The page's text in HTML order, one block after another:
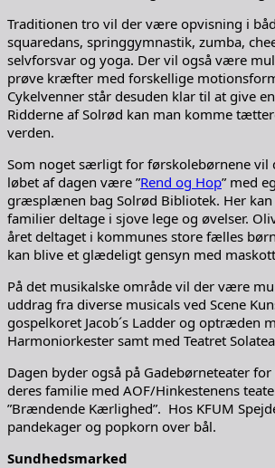
Traditionen tro vil der være opvisning i
squaredans, springgymnastik, zumba,
selvforsvar og yoga. Der vil også være
prøve kræfter med forskellige
Cykelvenner står desuden klar til at give
Ridderne af Solrød kan man komme
verden.
Som noget særligt for førskolebørnene vil
løbet af dagen være ”Rend og Hop” med
græsplænen bag Solrød Bibliotek. Her
familier deltage i sjove lege og øvelser.
året deltaget i kommunes store fælles
kan blive et glædeligt gensyn med
På det musikalske område vil der være
uddrag fra diverse musicals ved Scene
gospelkoret Jacob´s Ladder og optræden
Harmoniorkester samt med Teatret
Dagen byder også på Gadebørneteater
deres familie med AOF/Hinkestenens
”Brændende Kærlighed”. Hos KFUM
pandekager og popkorn over bål.
Sundhedsmarked